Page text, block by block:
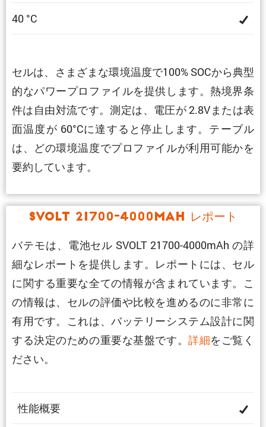
40 °C
セルは、さまざまな環境温度で100% SOCから典型
的なパワープロファイルを提供します。熱境界条
件は自由対流です。測定は、電圧が 2.8Vまたは表
面温度が 60°Cに達すると停止します。テーブル
は、どの環境温度でプロファイルが利用可能かを
要約しています。
SVOLT 21700-4000mAh レポート
バテモは、電池セル SVOLT 21700-4000mAh の詳
細なレポートを提供します。レポートには、セル
に関する重要な全ての情報が含まれています。こ
の情報は、セルの評価や比較を進めるのに非常に
有用です。これは、バッテリーシステム設計に関
する決定のための重要な基盤です。詳細をご覧く
ださい。
性能概要